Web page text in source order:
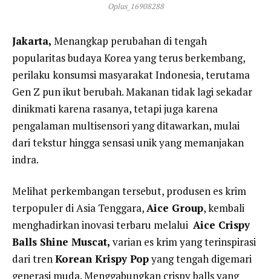
Oplus_16908288
Jakarta, Menangkap perubahan di tengah
popularitas budaya Korea yang terus berkembang,
perilaku konsumsi masyarakat Indonesia, terutama
Gen Z pun ikut berubah. Makanan tidak lagi sekadar
dinikmati karena rasanya, tetapi juga karena
pengalaman multisensori yang ditawarkan, mulai
dari tekstur hingga sensasi unik yang memanjakan
indra.
Melihat perkembangan tersebut, produsen es krim
terpopuler di Asia Tenggara,Aice Group, kembali
menghadirkan inovasi terbaru melalui Aice Crispy
Balls Shine Muscat, varian es krim yang terinspirasi
dari trenKorean Krispy Popyang tengah digemari
generasi muda. Menggabungkan crispy balls yang